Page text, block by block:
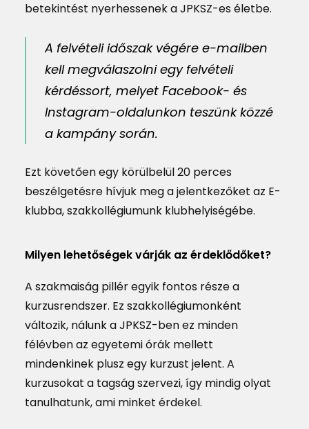
betekintést nyerhessenek a JPKSZ-es életbe.
A felvételi időszak végére e-mailben
kell megválaszolni egy felvételi
kérdéssort, melyet Facebook- és
Instagram-oldalunkon teszünk közzé
a kampány során.
Ezt követően egy körülbelül 20 perces
beszélgetésre hívjuk meg a jelentkezőket az E-
klubba, szakkollégiumunk klubhelyiségébe.
Milyen lehetőségek várják az érdeklődőket?
A szakmaiság pillér egyik fontos része a
kurzusrendszer. Ez szakkollégiumonként
változik, nálunk a JPKSZ-ben ez minden
félévben az egyetemi órák mellett
mindenkinek plusz egy kurzust jelent. A
kurzusokat a tagság szervezi, így mindig olyat
tanulhatunk, ami minket érdekel.